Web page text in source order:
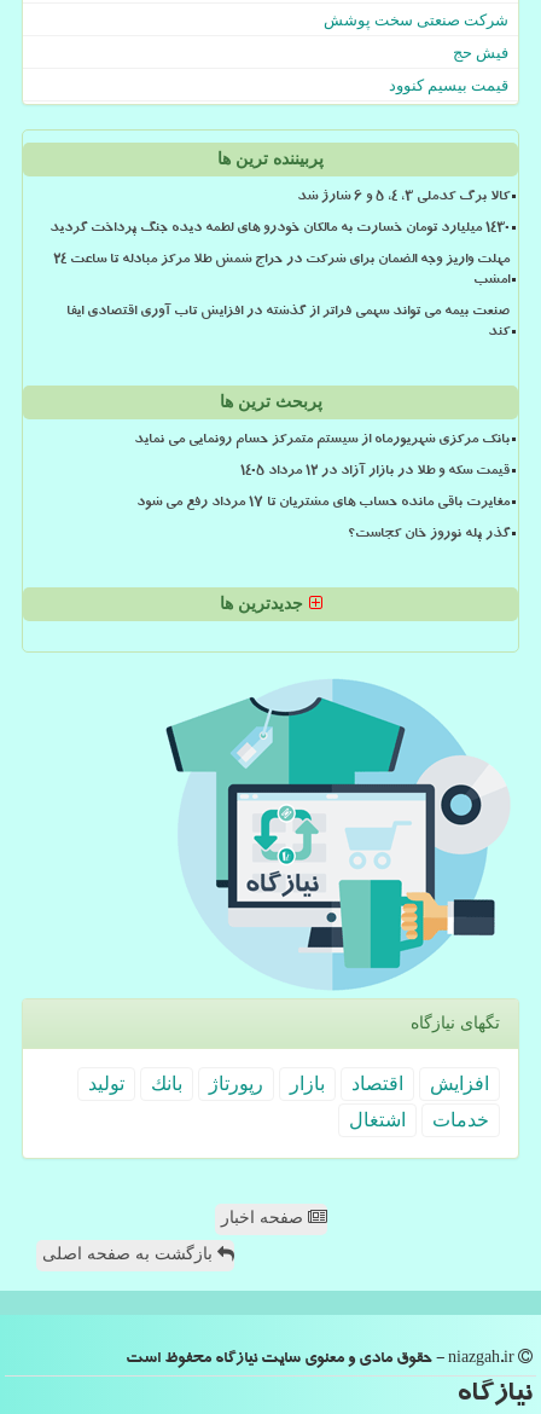
شرکت صنعتی سخت پوشش
فیش حج
قیمت بیسیم کنوود
پربیننده ترین ها
کالا برگ کدملی 3، 4، 5 و 6 شارژ شد
۱۴۳۰ میلیارد تومان خسارت به مالکان خودرو های لطمه دیده جنگ پرداخت گردید
مهلت واریز وجه الضمان برای شرکت در حراج شمش طلا مرکز مبادله تا ساعت ۲۴
امشب
صنعت بیمه می تواند سهمی فراتر از گذشته در افزایش تاب آوری اقتصادی ایفا
کند
پربحث ترین ها
بانک مرکزی شهریورماه از سیستم متمرکز حسام رونمایی می نماید
قیمت سکه و طلا در بازار آزاد در ۱۲ مرداد ۱۴۰۵
مغایرت باقی مانده حساب های مشتریان تا 17 مرداد رفع می شود
گذر پله نوروز خان کجاست؟
جدیدترین ها
تگهای نیازگاه
افزایش اقتصاد بازار رپورتاژ بانك
تولید
خدمات
اشتغال
صفحه اخبار
بازگشت به صفحه اصلی
نیازگاه